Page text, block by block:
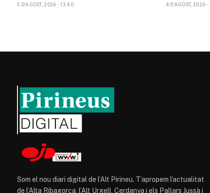
5 D'AGOST, 2026 - 13:40 4 D'AGOST, 2026 -
Som el nou diari digital de l’Alt Pirineu. T’apropem l’actualitat
de l’Alta Ribagorça, l’Alt Urgell, Cerdanya i els Pallars Jussà i